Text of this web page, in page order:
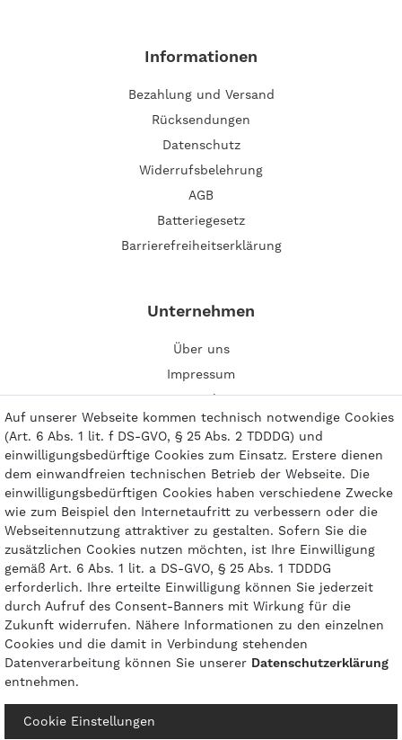
Informationen
Bezahlung und Versand
Rücksendungen
Datenschutz
Widerrufsbelehrung
AGB
Batteriegesetz
Barrierefreiheitserklärung
Unternehmen
Über uns
Impressum
Kontakt
Zahlungsarten
© 2026 gasprofi / Alle Preise sind inkl. geseztl. Mehrwertsteuer und zzgl.
powered bycreateyourtemplate
Auf unserer Webseite kommen technisch notwendige Cookies
(Art. 6 Abs. 1 lit. f DS-GVO, § 25 Abs. 2 TDDDG) und
einwilligungsbedürftige Cookies zum Einsatz. Erstere dienen
dem einwandfreien technischen Betrieb der Webseite. Die
einwilligungsbedürftigen Cookies haben verschiedene Zwecke
wie zum Beispiel den Internetaufritt zu verbessern oder die
Webseitennutzung attraktiver zu gestalten. Sofern Sie die
zusätzlichen Cookies nutzen möchten, ist Ihre Einwilligung
gemäß Art. 6 Abs. 1 lit. a DS-GVO, § 25 Abs. 1 TDDDG
erforderlich. Ihre erteilte Einwilligung können Sie jederzeit
durch Aufruf des Consent-Banners mit Wirkung für die
Zukunft widerrufen. Nähere Informationen zu den einzelnen
Cookies und die damit in Verbindung stehenden
Datenverarbeitung können Sie unserer Daten­schutz­erklärung
entnehmen.
Cookie Einstellungen